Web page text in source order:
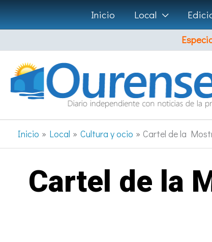
Ir
al
contenido
Inicio Local
Inicio Local Cultura y ocio Cartel de la
Cartel de la